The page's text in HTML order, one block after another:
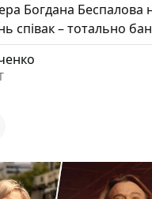
Богдана Беспалова
співак – тотально